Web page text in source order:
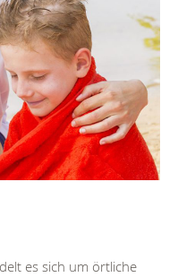
es sich um örtliche